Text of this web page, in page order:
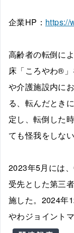
企業HP： https://
高齢者の転倒に
床「ころやわ®
や介護施設内に
る、転んだとき
定し、転倒した
ても怪我をしな
2023年5月には
受先とした第三
施した。2024年
やわジョイント